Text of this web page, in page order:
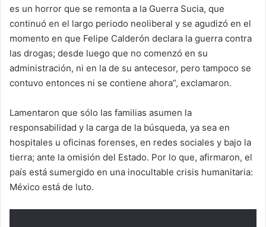
es un horror que se remonta a la Guerra Sucia, que
continuó en el largo periodo neoliberal y se agudizó en el
momento en que Felipe Calderón declara la guerra contra
las drogas; desde luego que no comenzó en su
administración, ni en la de su antecesor, pero tampoco se
contuvo entonces ni se contiene ahora”, exclamaron.
Lamentaron que sólo las familias asumen la
responsabilidad y la carga de la búsqueda, ya sea en
hospitales u oficinas forenses, en redes sociales y bajo la
tierra; ante la omisión del Estado. Por lo que, afirmaron, el
país está sumergido en una inocultable crisis humanitaria:
México está de luto.